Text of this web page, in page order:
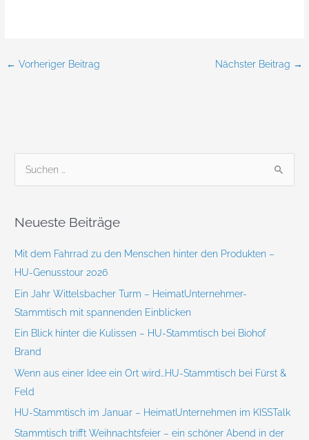
← Vorheriger Beitrag Nächster Beitrag →
h
h
:
Neueste Beiträge
Mit dem Fahrrad zu den Menschen hinter den Produkten –
HU-Genusstour 2026
Ein Jahr Wittelsbacher Turm – HeimatUnternehmer-
Stammtisch mit spannenden Einblicken
Ein Blick hinter die Kulissen – HU-Stammtisch bei Biohof
Brand
Wenn aus einer Idee ein Ort wird…HU-Stammtisch bei Fürst &
Feld
HU-Stammtisch im Januar – HeimatUnternehmen im KISSTalk
Stammtisch trifft Weihnachtsfeier – ein schöner Abend in der